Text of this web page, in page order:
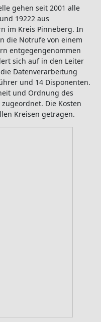
gehen seit 2001 alle
19222 aus
im Kreis Pinneberg. In
die Notrufe von einem
entgegengenommen
sich auf in den Leiter
Datenverarbeitung
und 14 Disponenten.
und Ordnung des
Die Kosten
Kreisen getragen.